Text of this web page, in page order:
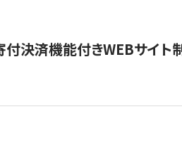
決済機能付きWEBサイト